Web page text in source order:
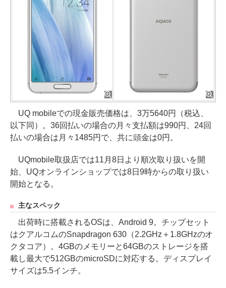
UQ mobileでの現金販売価格は、3万5640円（税込、
以下同）。36回払いの場合の月々支払額は990円、24回
払いの場合は月々1485円で、共に頭金は0円。
UQmobile取扱店では11月8日より順次取り扱いを開
始、UQオンラインショップでは8日9時からの取り扱い
開始となる。
主なスペック
出荷時に搭載されるOSは、Android 9。チップセット
はクアルコムのSnapdragon 630（2.2GHz＋1.8GHzのオ
クタコア）。4GBのメモリーと64GBのストレージを搭
載し最大で512GBのmicroSDに対応する。ディスプレイ
サイズは5.5インチ。